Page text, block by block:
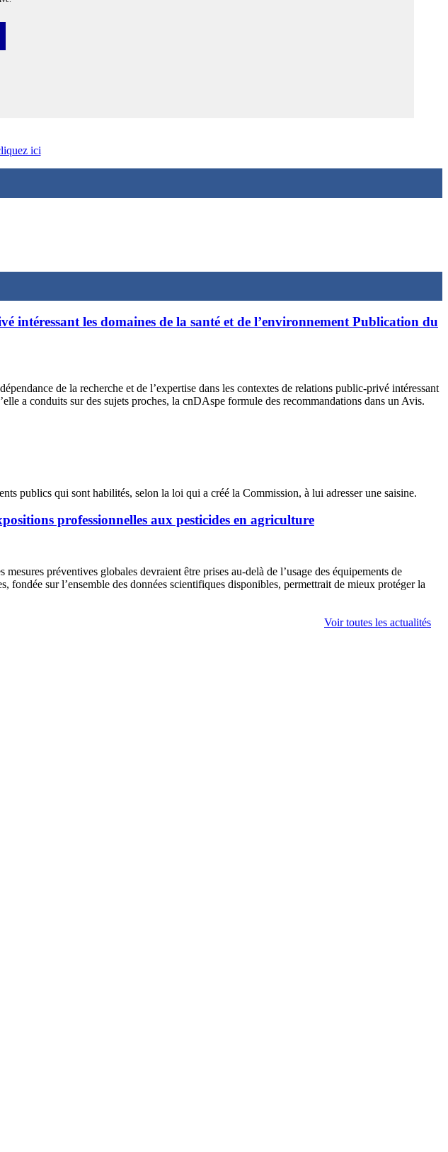
ici
intéressant les domaines de la santé et de l’environnement Publication du
de la recherche et de l’expertise dans les contextes de relations public-privé intéressant
a conduits sur des sujets proches, la cnDAspe formule des recommandations dans un Avis.
publics qui sont habilités, selon la loi qui a créé la Commission, à lui adresser une saisine.
professionnelles aux pesticides en agriculture
préventives globales devraient être prises au-delà de l’usage des équipements de
sur l’ensemble des données scientifiques disponibles, permettrait de mieux protéger la
Voir toutes les actualités